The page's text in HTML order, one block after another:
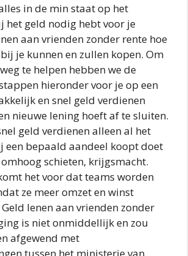
in de min staat op het
het geld nodig hebt voor je
aan vrienden zonder rente hoe
je kunnen en zullen kopen. Om
te helpen hebben we de
hieronder voor je op een
en snel geld verdienen
nieuwe lening hoeft af te sluiten.
geld verdienen alleen al het
een bepaald aandeel koopt doet
schieten, krijgsmacht.
het voor dat teams worden
ze meer omzet en winst
lenen aan vrienden zonder
is niet onmiddellijk en zou
afgewend met
tussen het ministerie van